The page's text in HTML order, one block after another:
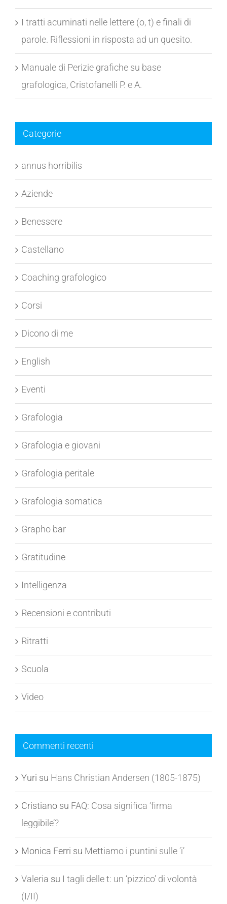
I tratti acuminati nelle lettere (o, t) e finali di
parole. Riflessioni in risposta ad un quesito.
Manuale di Perizie grafiche su base
grafologica, Cristofanelli P. e A.
Categorie
annus horribilis
Aziende
Benessere
Castellano
Coaching grafologico
Corsi
Dicono di me
English
Eventi
Grafologia
Grafologia e giovani
Grafologia peritale
Grafologia somatica
Grapho bar
Gratitudine
Intelligenza
Recensioni e contributi
Ritratti
Scuola
Video
Commenti recenti
Yuri su Hans Christian Andersen (1805-1875)
Cristiano su FAQ: Cosa significa ‘firma
leggibile’?
Monica Ferri su Mettiamo i puntini sulle ‘i’
Valeria su I tagli delle t: un ‘pizzico’ di volontà
(I/II)